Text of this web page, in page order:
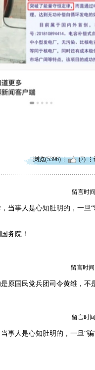
浏览(5396) (7)
留言时
当事人是心知肚明的，一旦
务院！
留言时间
原国民党兵团司令黄维，不
留言时
事人是心知肚明的，一旦“